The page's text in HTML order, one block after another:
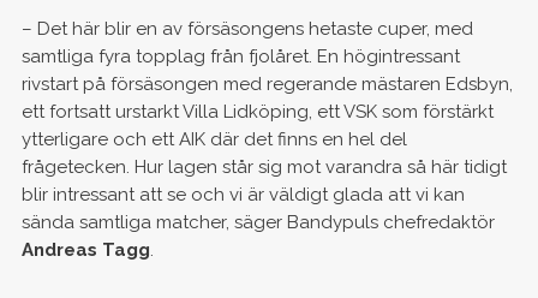
– Det här blir en av försäsongens hetaste cuper, med
samtliga fyra topplag från fjolåret. En högintressant
rivstart på försäsongen med regerande mästaren Edsbyn,
ett fortsatt urstarkt Villa Lidköping, ett VSK som förstärkt
ytterligare och ett AIK där det finns en hel del
frågetecken. Hur lagen står sig mot varandra så här tidigt
blir intressant att se och vi är väldigt glada att vi kan
sända samtliga matcher, säger Bandypuls chefredaktör
Andreas Tagg.